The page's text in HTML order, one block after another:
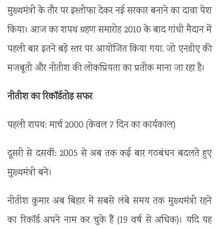
मुख्यमंत्री के तौर पर इस्तीफा देकर नई सरकार बनाने का दावा पेश
किया। आज का शपथ ग्रहण समारोह 2010 के बाद गांधी मैदान में
पहली बार इतने बड़े स्तर पर आयोजित किया गया, जो एनडीए की
मजबूती और नीतीश की लोकप्रियता का प्रतीक माना जा रहा है।
नीतीश का रिकॉर्डतोड़ सफर
पहली शपथ: मार्च 2000 (केवल 7 दिन का कार्यकाल)
दूसरी से दसवीं: 2005 से अब तक कई बार गठबंधन बदलते हुए
मुख्यमंत्री बने।
नीतीश कुमार अब बिहार में सबसे लंबे समय तक मुख्यमंत्री रहने
का रिकॉर्ड अपने नाम कर चुके हैं (19 वर्ष से अधिक)। यदि यह